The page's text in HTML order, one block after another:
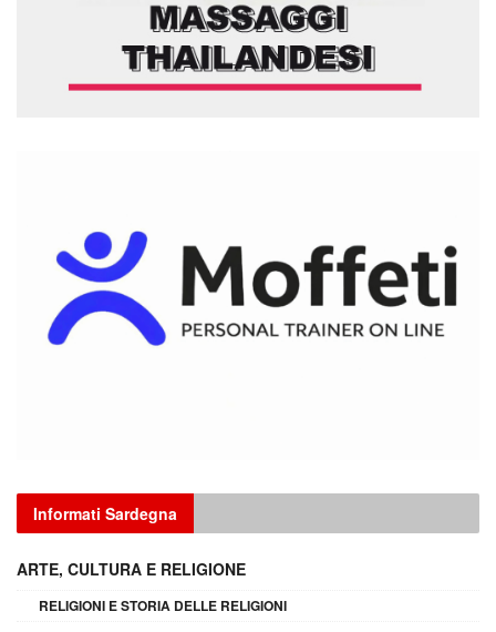
Informati Sardegna
ARTE, CULTURA E RELIGIONE
RELIGIONI E STORIA DELLE RELIGIONI